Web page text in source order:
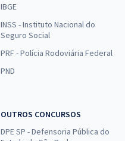
IBGE
INSS - Instituto Nacional do
Seguro Social
PRF - Polícia Rodoviária Federal
PND
OUTROS CONCURSOS
DPE SP - Defensoria Pública do